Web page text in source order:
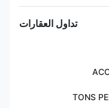
تداول العقارات